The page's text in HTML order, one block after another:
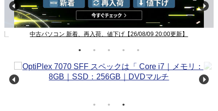
中古パソコン 新着、再入荷、値下げ【26/08/09 20:00更新】